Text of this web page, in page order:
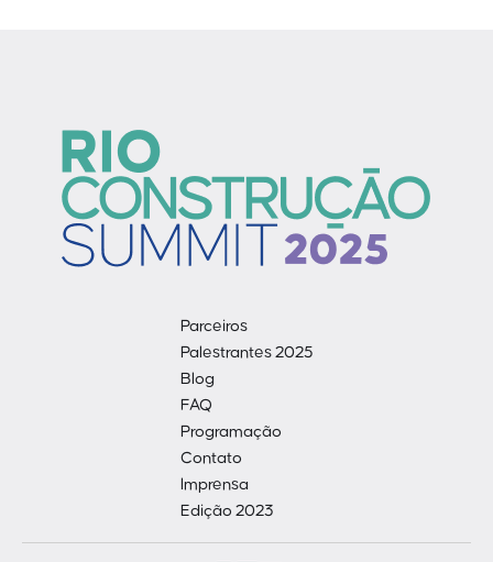
Parceiros
Palestrantes 2025
Blog
FAQ
Programação
Contato
Imprensa
Edição 2023